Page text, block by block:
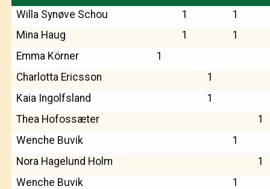
Willa Synøve Schou
1
1
Mina Haug
1
1
Emma Körner
1
Charlotta Ericsson
1
Kaia Ingolfsland
1
Thea Hofossæter
1
Wenche Buvik
1
Nora Hagelund Holm
1
Wenche Buvik
1